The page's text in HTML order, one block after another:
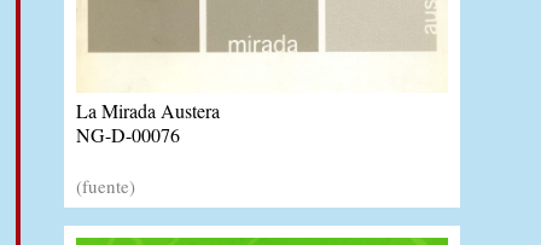
La Mirada Austera
NG-D-00076
(fuente)